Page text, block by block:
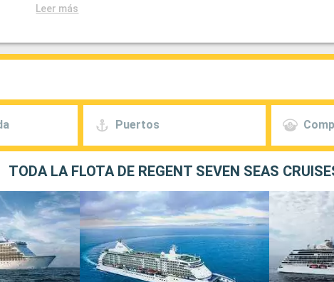
Leer más
Puertos
TODA LA FLOTA DE REGENT SEVEN SEAS